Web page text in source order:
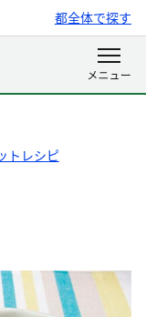
都全体で探す
トレシピ